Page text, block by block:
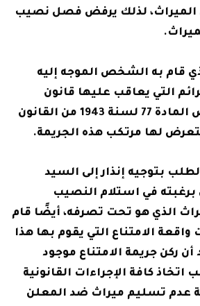
الميراث، لذلك يرفض فصل نصيب
قام به الشخص الموجه إليه
التي يعاقب عليها قانون
المواريث، حيث تنص المادة 77 لسنة 1943 من القانون
لها مرتكب هذه الجريمة.
بتوجيه إنذار إلى السيد
برغبته في استلام النصيب
الذي هو تحت تصرفه، أيضًا قام
الامتناع التي يقوم بها هذا
ركن جريمة الامتناع موجود
اتخاذ كافة الإجراءات القانونية
عدم تسليم ميراث ضد المعلن